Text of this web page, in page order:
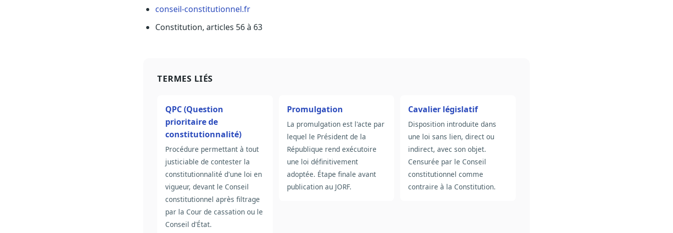
conseil-constitutionnel.fr
Constitution, articles 56 à 63
TERMES LIÉS
QPC (Question
prioritaire de
constitutionnalité)
Procédure permettant à tout
justiciable de contester la
constitutionnalité d'une loi en
vigueur, devant le Conseil
constitutionnel après filtrage
par la Cour de cassation ou le
Conseil d'État.
Promulgation
La promulgation est l'acte par
lequel le Président de la
République rend exécutoire
une loi définitivement
adoptée. Étape finale avant
publication au JORF.
Cavalier législatif
Disposition introduite dans
une loi sans lien, direct ou
indirect, avec son objet.
Censurée par le Conseil
constitutionnel comme
contraire à la Constitution.